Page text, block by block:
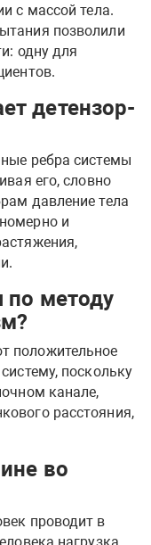
с массой тела.
позволили
одну для
детензор-
ребра системы
его, словно
давление тела
и
по методу
положительное
поскольку
канале,
расстояния,
во
проводит в